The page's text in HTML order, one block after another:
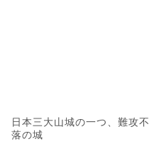
日本三大山城の一つ、難攻不
落の城